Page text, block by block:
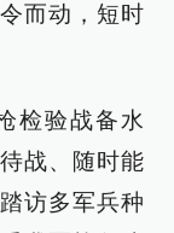
而动，短时
检验战备水
战、随时能
访多军兵种